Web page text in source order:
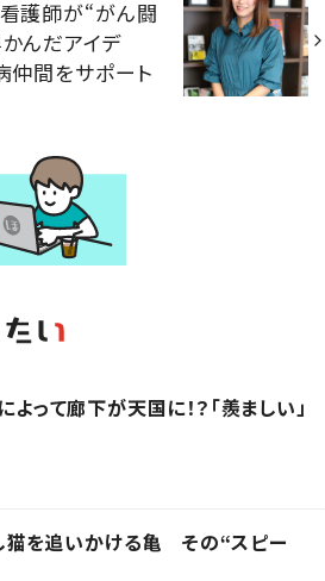
護師が“がん闘
んだアイデ
仲間をサポート
て廊下が天国に！？「羨ましい」
猫を追いかける亀 その“スピー